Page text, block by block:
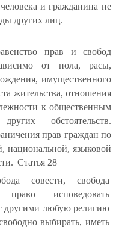
и гражданина не
других лиц.
прав и свобод
от пола, расы,
имущественного
жительства, отношения
к общественным
обстоятельств.
прав граждан по
национальной, языковой
Статья 28
совести, свобода
право исповедовать
другими любую религию
выбирать, иметь